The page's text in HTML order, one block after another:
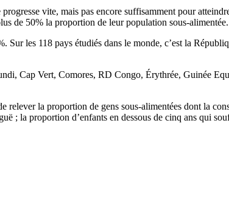
vite, mais pas encore suffisamment pour
de 50% la proportion de leur population sous-alimentée.
les 118 pays étudiés dans le monde, c’est la
Cap Vert, Comores, RD Congo, Érythrée, Guinée
la proportion de gens sous-alimentées dont la
; la proportion d’enfants en dessous de cinq ans qui